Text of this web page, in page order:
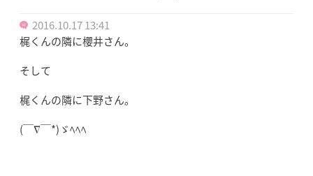
2016.10.17 13:41
梶くんの隣に櫻井さん。
そして
梶くんの隣に下野さん。
(￣∇￣*)ゞﾍﾍﾍ